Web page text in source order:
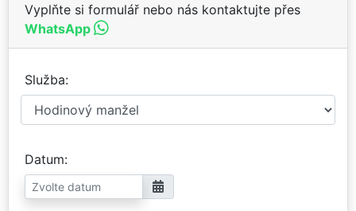
Vyplňte si formulář nebo nás kontaktujte přes
WhatsApp
Služba
Datum